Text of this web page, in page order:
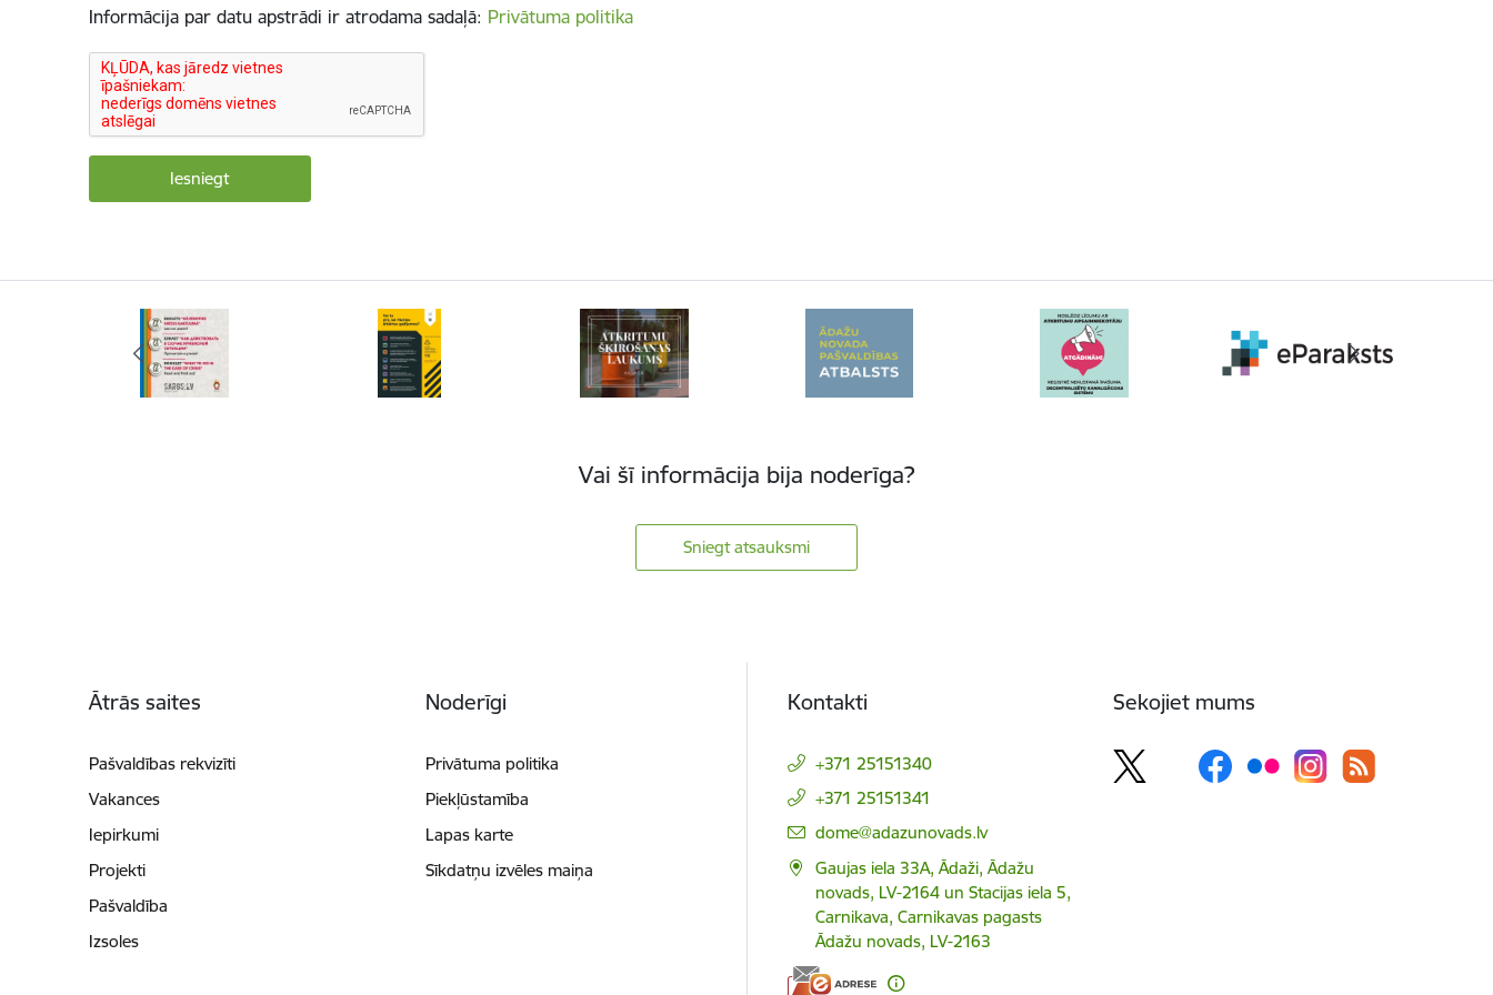
Informācija par datu apstrādi ir atrodama sadaļā: Privātuma politika
Vai šī informācija bija noderīga?
Sniegt atsauksmi
Ātrās saites
Pašvaldības rekvizīti
Vakances
Iepirkumi
Projekti
Pašvaldība
Izsoles
Noderīgi
Privātuma politika
Piekļūstamība
Lapas karte
Sīkdatņu izvēles maiņa
Kontakti
+371 25151340
+371 25151341
E-pasts:
dome@adazunovads.lv
Gaujas iela 33A, Ādaži, Ādažu
novads, LV-2164 un Stacijas iela 5,
Carnikava, Carnikavas pagasts
Ādažu novads, LV-2163
Sekojiet mums